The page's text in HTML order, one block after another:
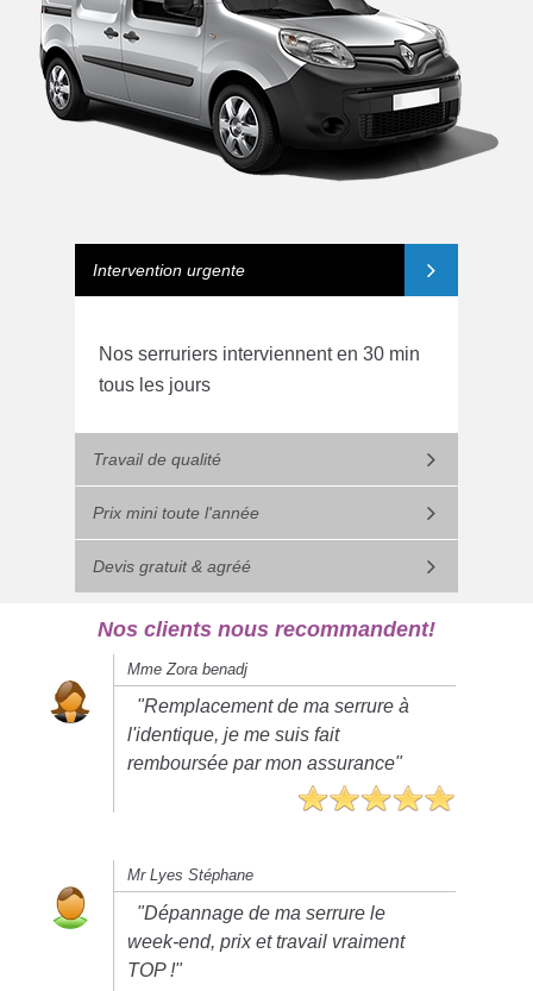
Intervention urgente
Nos serruriers interviennent en 30 min
tous les jours
Travail de qualité
Prix mini toute l'année
Devis gratuit & agréé
Nos clients nous recommandent!
Mme Zora benadj
"Remplacement de ma serrure à
l'identique, je me suis fait
remboursée par mon assurance"
Mr Lyes Stéphane
"Dépannage de ma serrure le
week-end, prix et travail vraiment
TOP !"